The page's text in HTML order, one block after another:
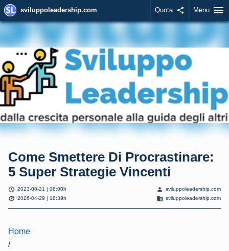
sviluppoleadership.com Quota share Menu menu
Come Smettere Di Procrastinare:
5 Super Strategie Vincenti
schedule 2023-08-21 | 08:00h
update 2026-04-29 | 18:39h
person sviluppoleadership.com
domain sviluppoleadership.com
Home
/